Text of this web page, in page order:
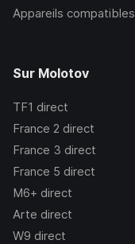
Appareils compatibles
Sur Molotov
TF1 direct
France 2 direct
France 3 direct
France 5 direct
M6+ direct
Arte direct
W9 direct